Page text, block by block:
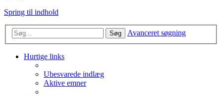
Spring til indhold
Søg Avanceret søgning
Hurtige links
Ubesvarede indlæg
Aktive emner